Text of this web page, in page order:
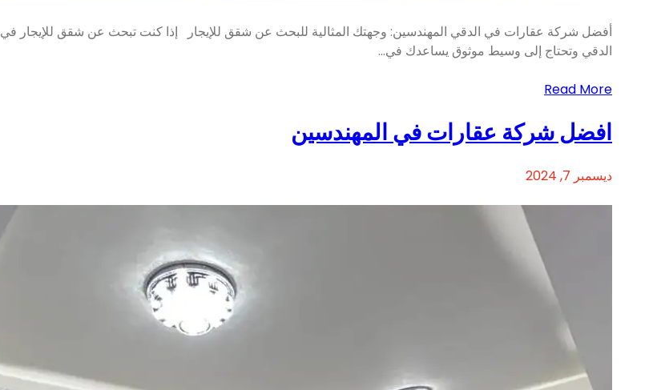
أفضل شركة عقارات في الدقي المهندسين: وجهتك المثالية للبحث عن شقق للإيجار إذا كنت تبحث عن شقق للإيجار في
الدقي وتحتاج إلى وسيط موثوق يساعدك في…
Read More
افضل شركة عقارات في المهندسين
ديسمبر 7, 2024